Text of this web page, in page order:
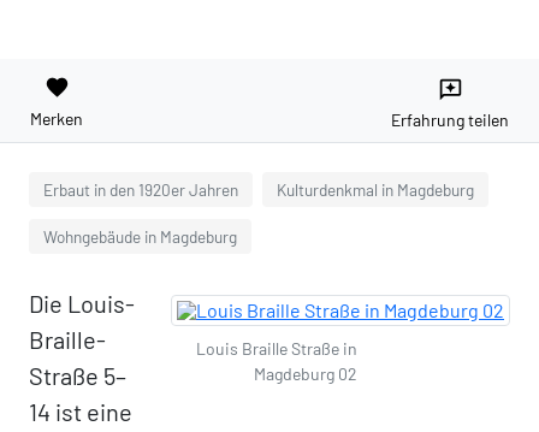
favorite
Merken
reviews
Erfahrung teilen
Erbaut in den 1920er Jahren Kulturdenkmal in Magdeburg
Wohngebäude in Magdeburg
Louis Braille Straße in
Magdeburg 02
Die Louis-
Braille-
Straße 5–
14 ist eine